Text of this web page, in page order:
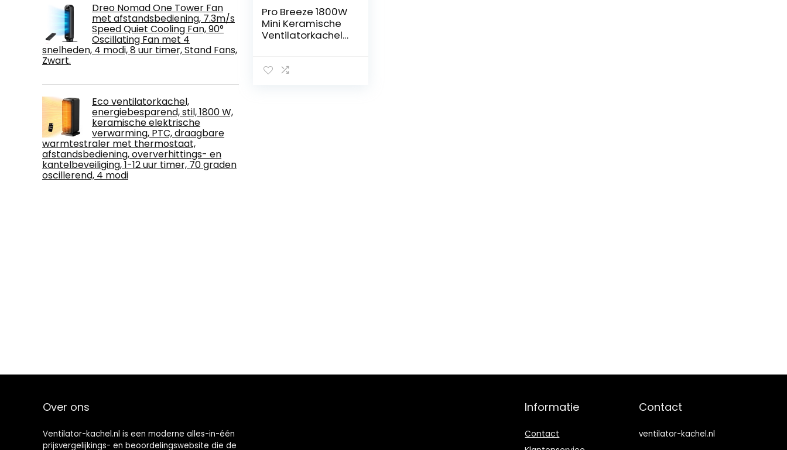
Dreo Nomad One Tower Fan
met afstandsbediening, 7.3m/s
Speed Quiet Cooling Fan, 90°
Oscillating Fan met 4
snelheden, 4 modi, 8 uur timer, Stand Fans,
Zwart.
Eco ventilatorkachel,
energiebesparend, stil, 1800 W,
keramische elektrische
verwarming, PTC, draagbare
warmtestraler met thermostaat,
afstandsbediening, oververhittings- en
kantelbeveiliging, 1-12 uur timer, 70 graden
oscillerend, 4 modi
Pro Breeze 1800W
Mini Keramische
Ventilatorkachel
met
Over ons
Ventilator-kachel.nl is een moderne alles-in-één
prijsvergelijkings- en beoordelingswebsite die de
Informatie
Contact
Contact
ventilator-kachel.nl